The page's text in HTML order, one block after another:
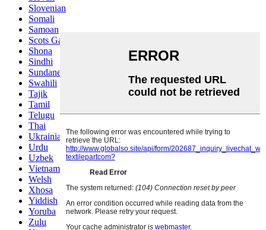
Slovenian
Somali
Samoan
Scots Gaelic
Shona
Sindhi
Sundanese
Swahili
Tajik
Tamil
Telugu
Thai
Ukrainian
Urdu
Uzbek
Vietnamese
Welsh
Xhosa
Yiddish
Yoruba
Zulu